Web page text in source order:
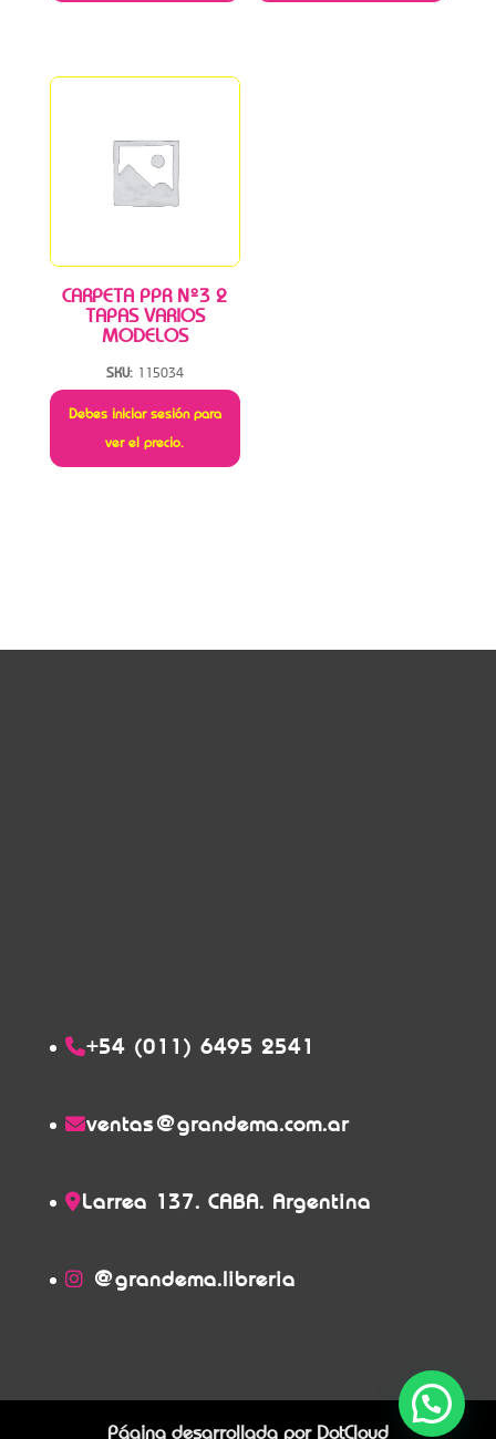
CARPETA PPR Nº3 2
TAPAS VARIOS
MODELOS
SKU: 115034
Debes iniciar sesión para
ver el precio.
+54 (011) 6495 2541
ventas@grandema.com.ar
Larrea 137. CABA. Argentina
@grandema.libreria
Página desarrollada por DotCloud